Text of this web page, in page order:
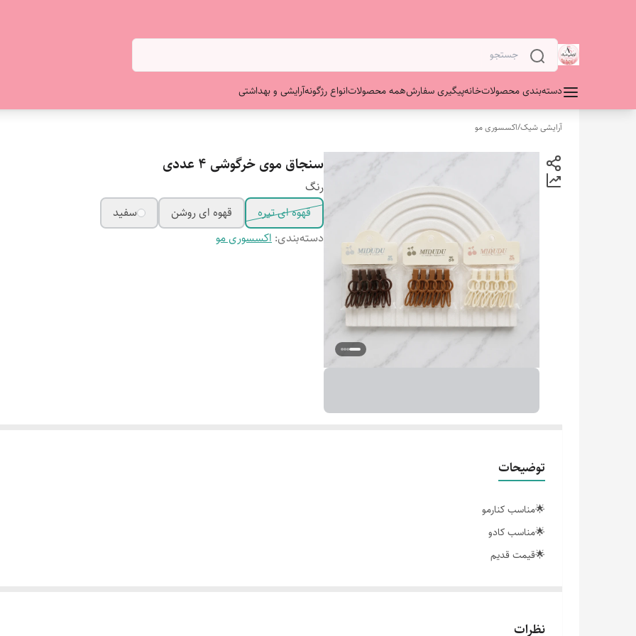
دسته‌بندی محصولاتخانهپیگیری سفارشهمه محصولاتانواع رژگونهآرایشی و بهداشتی
آرایشی شیک/اکسسوری مو
سنجاق موی خرگوشی ۴ عددی
رنگ
قهوه ای تیره
قهوه ای روشن
سفید
دسته‌بندی: اکسسوری مو
توضیحات
🌟مناسب کنارمو
🌟مناسب کادو
🌟قیمت قدیم
نظرات